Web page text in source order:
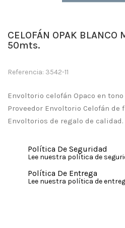
CELOFÁN OPAK BLANCO
50mts.
Referencia: 3542-11
Envoltorio celofán Opaco en
Proveedor Envoltorio Celofán
Envoltorios de regalo de calidad.
Política De Seguridad
Lee nuestra política de
Política De Entrega
Lee nuestra política de